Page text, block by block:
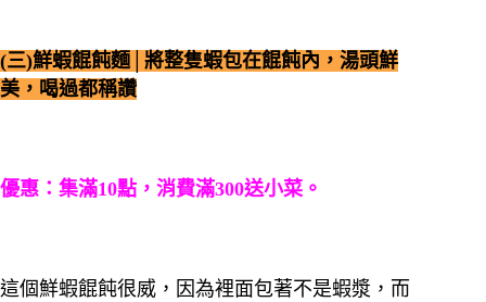
(三)鮮蝦餛飩麵│將整隻蝦包在餛飩內，湯頭鮮
美，喝過都稱讚
優惠：集滿10點，消費滿300送小菜。
這個鮮蝦餛飩很威，因為裡面包著不是蝦漿，而